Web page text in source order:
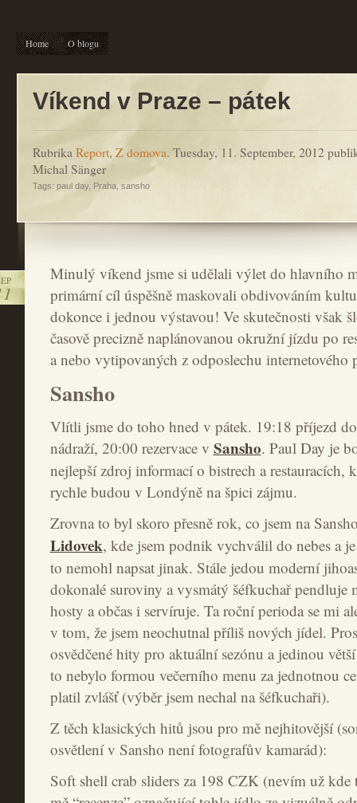
Home O blogu
Víkend v Praze – pátek
Rubrika Report, Z domova. Tuesday, 11. September, 2012
Michal Sänger
Tags: paul day, Praha sansho
Minulý víkend jsme si udělali výlet do hlavního
primární cíl úspěšně maskovali obdivováním
dokonce i jednou výstavou! Ve skutečnosti však
časově precizně naplánovanou okružní jízdu po
a nebo vytipovaných z odposlechu internetového
Sansho
Vlítli jsme do toho hned v pátek. 19:18 příjezd
nádraží, 20:00 rezervace v Sansho. Paul Day je
nejlepší zdroj informací o bistrech a restauracích,
rychle budou v Londýně na špici zájmu.
Zrovna to byl skoro přesně rok, co jsem na
Lidovek, kde jsem podnik vychválil do nebes a
to nemohl napsat jinak. Stále jedou moderní
dokonalé suroviny a vysmátý šéfkuchař pendluje
hosty a občas i servíruje. Ta roční perioda se mi
v tom, že jsem neochutnal příliš nových jídel.
osvědčené hity pro aktuální sezónu a jedinou
to nebylo formou večerního menu za jednotnou
platil zvlášť (výběr jsem nechal na šéfkuchaři).
Z těch klasických hitů jsou pro mě nejhitovější
osvětlení v Sansho není fotografův kamarád):
Soft shell crab sliders za 198 CZK (nevím už kde